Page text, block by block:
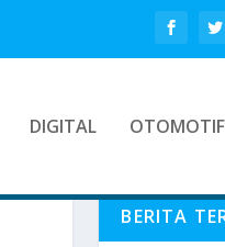
DIGITAL OTOMOTIF
BERITA